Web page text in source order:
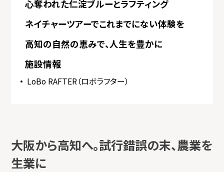
心奪われた仁淀ブルーとラフティング
ネイチャーツアーでこれまでにない体験を
高知の自然の恵みで、人生を豊かに
施設情報
LoBo RAFTER（ロボラフター）
大阪から高知へ。試行錯誤の末、農業を
生業に